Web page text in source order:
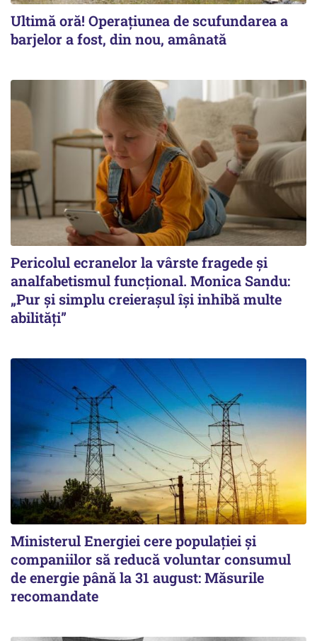
Ultimă oră! Operațiunea de scufundarea a
barjelor a fost, din nou, amânată
Pericolul ecranelor la vârste fragede și
analfabetismul funcțional. Monica Sandu:
„Pur și simplu creierașul își inhibă multe
abilități”
Ministerul Energiei cere populației și
companiilor să reducă voluntar consumul
de energie până la 31 august: Măsurile
recomandate